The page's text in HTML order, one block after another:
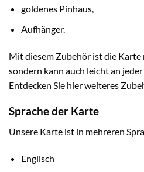
goldenes Pinhaus,
Aufhänger.
Mit diesem Zubehör ist die Karte
sondern kann auch leicht an
Entdecken Sie hier weiteres
Sprache der Karte
Unsere Karte ist in mehreren
Englisch